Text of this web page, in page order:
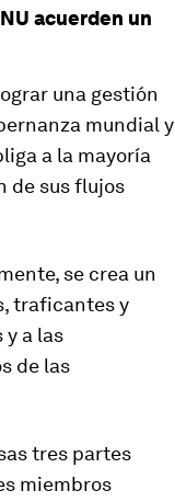
acuerden un
una gestión
mundial y
a la mayoría
de sus flujos
se crea un
traficantes y
y a las
de las
tres partes
miembros